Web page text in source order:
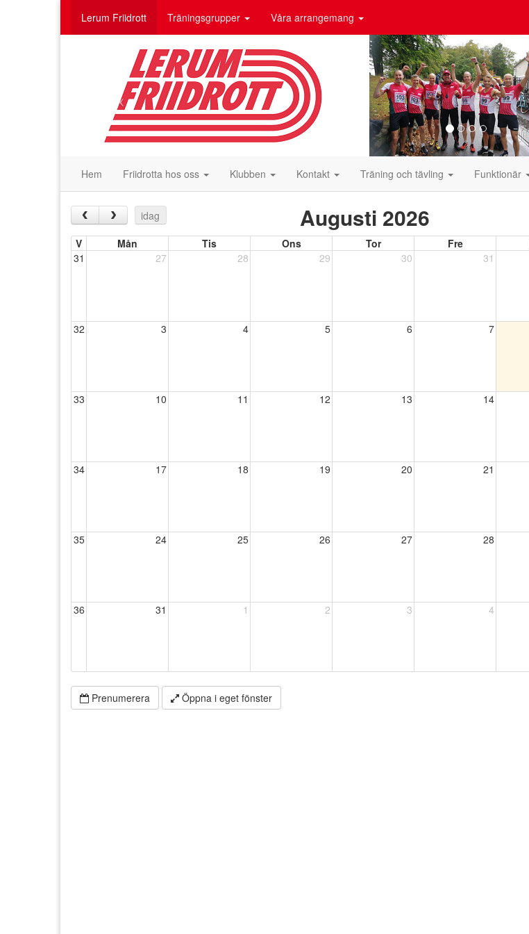
Lerum Friidrott Träningsgrupper Våra arrangemang
Hem Friidrotta hos oss Klubben Kontakt Träning och tävling Funktionär
‹ › idag Augusti 2026
V
Mån Tis Ons Tor Fre
31
27 28 29 30 31
32 3 4 5 6 7
33 10 11 12 13 14
34 17 18 19 20 21
35 24 25 26 27 28
36 31 1 2 3 4
Prenumerera Öppna i eget fönster